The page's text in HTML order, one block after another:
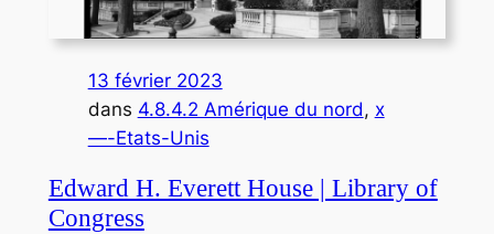
13 février 2023
dans 4.8.4.2 Amérique du nord, x
—-Etats-Unis
Edward H. Everett House | Library of
Congress